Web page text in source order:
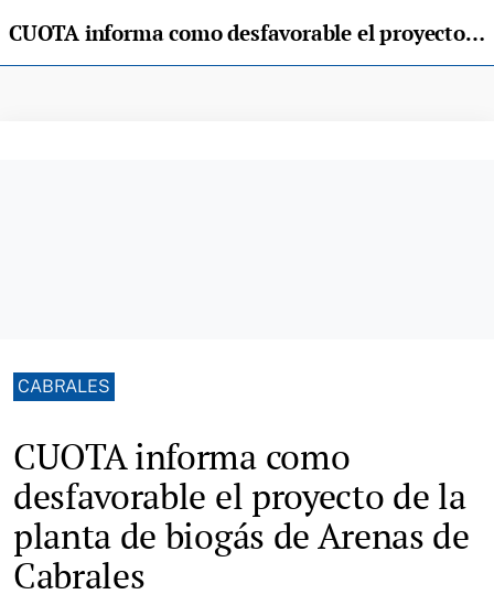
CUOTA informa como desfavorable el proyecto de la planta de biogás de Arenas de Cabrales
CABRALES
CUOTA informa como
desfavorable el proyecto de la
planta de biogás de Arenas de
Cabrales